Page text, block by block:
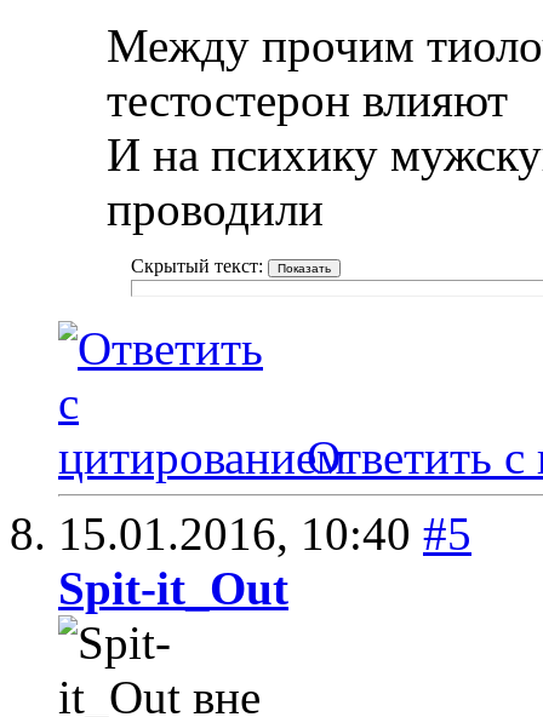
Между прочим
тестостерон влияют
И на психику
проводили
Скрытый текст:
Ответить с
15.01.2016, 10:40 #5
Spit-it_Out